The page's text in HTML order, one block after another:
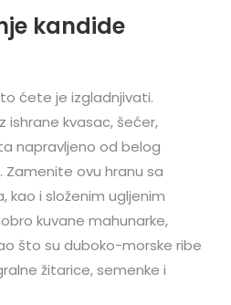
kandide
ćete je izgladnjivati.
ishrane kvasac, šećer,
napravljeno od belog
Zamenite ovu hranu sa
kao i složenim ugljenim
kuvane mahunarke,
što su duboko-morske ribe
žitarice, semenke i